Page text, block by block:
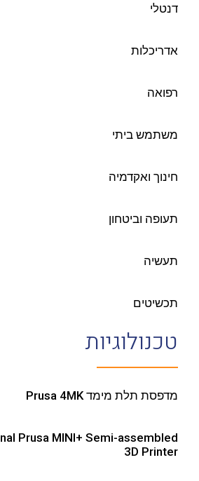
דנטלי
אדריכלות
רפואה
משתמש ביתי
חינוך ואקדמיה
תעופה וביטחון
תעשיה
תכשיטים
טכנולוגיות
מדפסת תלת מימד Prusa 4MK
Prusa MINI+ Semi-assembled
3D Printer